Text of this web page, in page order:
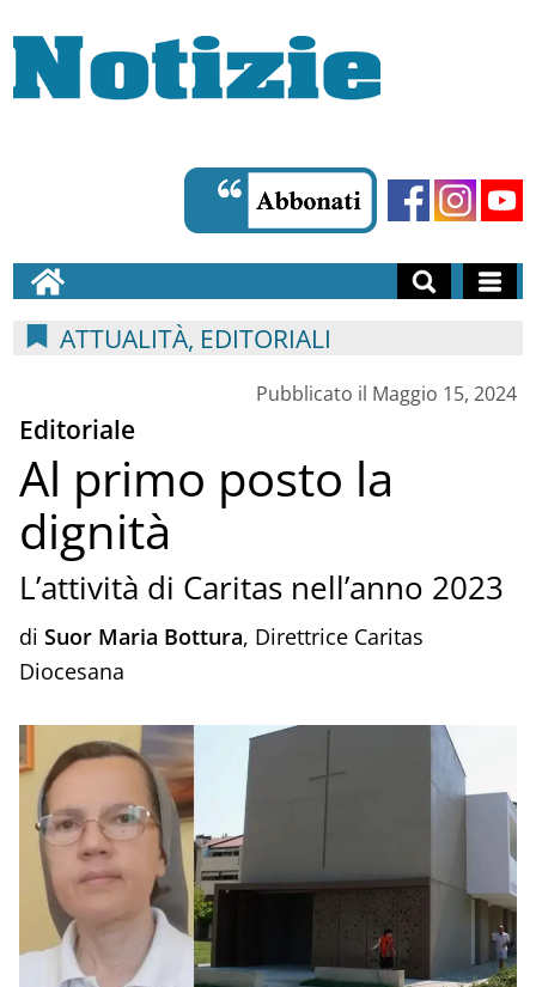
ATTUALITÀ, EDITORIALI
Pubblicato il Maggio 15, 2024
Editoriale
Al primo posto la
dignità
L’attività di Caritas nell’anno 2023
di Suor Maria Bottura, Direttrice Caritas
Diocesana